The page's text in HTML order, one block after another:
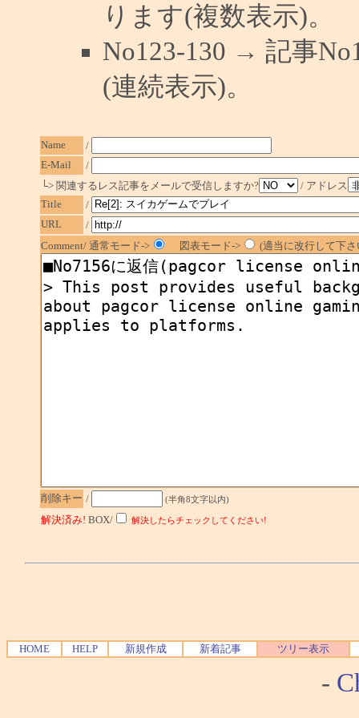
ります(複数表示)。
No123-130 → 記事
(連続表示)。
Name
/
E-Mail
/
└> 関連するレス記事をメールで受信しますか?
/ アドレス
Title
/
URL
/
Comment/ 通常モード->
図表モード-> (適当に改行して下
削除キー / (半角8文字以内)
解決済み! BOX/ 解決したらチェックしてください!
HOME HELP 新規作成 新着記事 ツリー表示
-